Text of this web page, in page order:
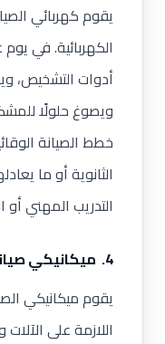
يقوم كهربائي
الكهربائية. في
أدوات التشخيص،
ويصوغ حلولًا
خطط الصيانة
الثانوية أو ما
التدريب المهني أو
4. ميكانيكي صيانة:
يقوم ميكانيكي
اللازمة على